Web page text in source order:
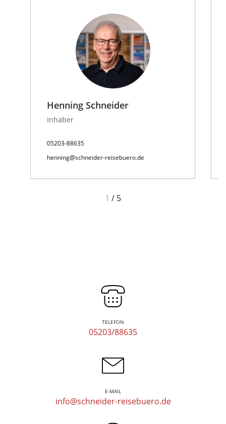
Henning Schneider
Inhaber
05203-88635
henning@schneider-reisebuero.de
1 / 5
TELEFON
05203/88635
E-MAIL
info@schneider-reisebuero.de